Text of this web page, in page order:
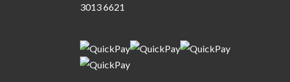
3013 6621